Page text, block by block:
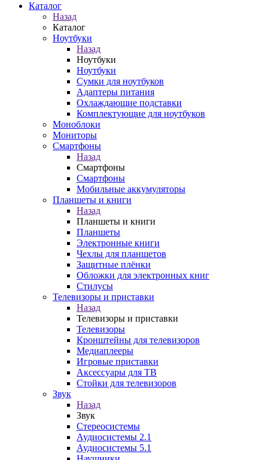
Каталог
Назад
Каталог
Ноутбуки
Назад
Ноутбуки
Ноутбуки
Сумки для ноутбуков
Адаптеры питания
Охлаждающие подставки
Комплектующие для ноутбуков
Моноблоки
Мониторы
Смартфоны
Назад
Смартфоны
Смартфоны
Мобильные аккумуляторы
Планшеты и книги
Назад
Планшеты и книги
Планшеты
Электронные книги
Чехлы для планшетов
Защитные плёнки
Обложки для электронных книг
Стилусы
Телевизоры и приставки
Назад
Телевизоры и приставки
Телевизоры
Кронштейны для телевизоров
Медиаплееры
Игровые приставки
Аксессуары для ТВ
Стойки для телевизоров
Звук
Назад
Звук
Стереосистемы
Аудиосистемы 2.1
Аудиосистемы 5.1